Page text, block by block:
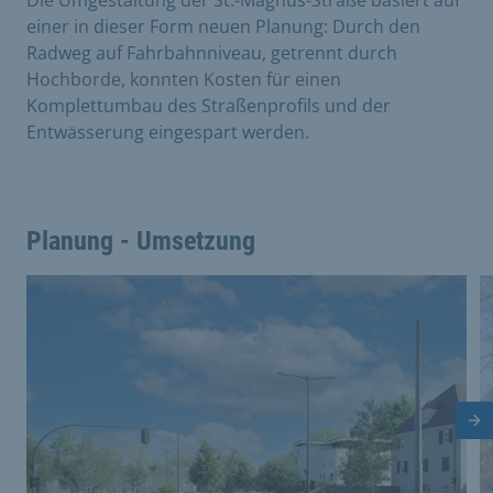
einer in dieser Form neuen Planung: Durch den
Radweg auf Fahrbahnniveau, getrennt durch
Hochborde, konnten Kosten für einen
Komplettumbau des Straßenprofils und der
Entwässerung eingespart werden.
Planung - Umsetzung
Dies ist eine Bildergalerie in einem Slider. Mit den